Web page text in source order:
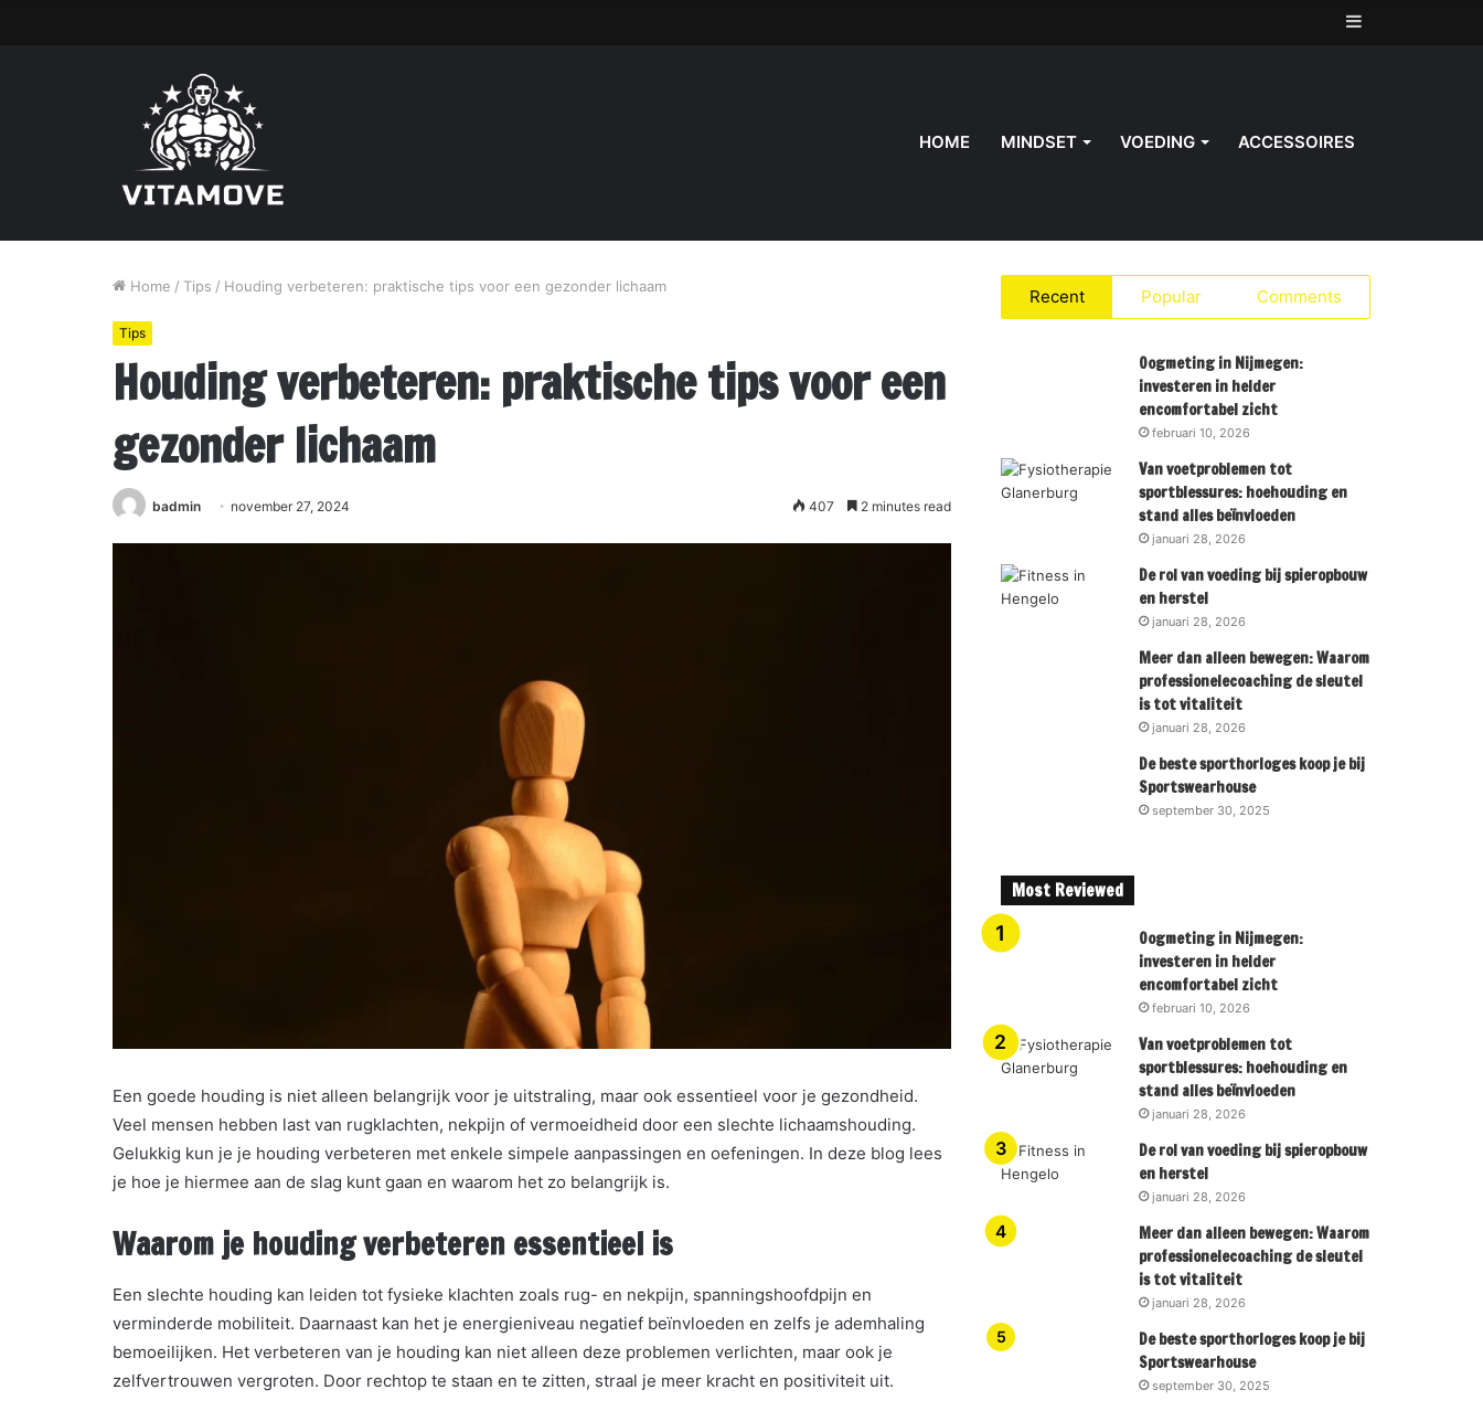
Sidebar
HOME MINDSET VOEDING ACCESSOIRES
Home / Tips / Houding verbeteren: praktische tips voor een gezonder lichaam
Tips
Houding verbeteren: praktische tips voor een
gezonder lichaam
badmin november 27, 2024 407 2 minutes read
Een goede houding is niet alleen belangrijk voor je uitstraling, maar ook essentieel voor je gezondheid.
Veel mensen hebben last van rugklachten, nekpijn of vermoeidheid door een slechte lichaamshouding.
Gelukkig kun je je houding verbeteren met enkele simpele aanpassingen en oefeningen. In deze blog lees
je hoe je hiermee aan de slag kunt gaan en waarom het zo belangrijk is.
Waarom je houding verbeteren essentieel is
Een slechte houding kan leiden tot fysieke klachten zoals rug- en nekpijn, spanningshoofdpijn en
verminderde mobiliteit. Daarnaast kan het je energieniveau negatief beïnvloeden en zelfs je ademhaling
bemoeilijken. Het verbeteren van je houding kan niet alleen deze problemen verlichten, maar ook je
zelfvertrouwen vergroten. Door rechtop te staan en te zitten, straal je meer kracht en positiviteit uit.
Recent Popular Comments
Oogmeting in Nijmegen:
investeren in helder
encomfortabel zicht
februari 10, 2026
Van voetproblemen tot
sportblessures: hoehouding en
stand alles beïnvloeden
januari 28, 2026
De rol van voeding bij spieropbouw
en herstel
januari 28, 2026
Meer dan alleen bewegen: Waarom
professionelecoaching de sleutel
is tot vitaliteit
januari 28, 2026
De beste sporthorloges koop je bij
Sportswearhouse
september 30, 2025
Most Reviewed
Oogmeting in Nijmegen:
investeren in helder
encomfortabel zicht
februari 10, 2026
Van voetproblemen tot
sportblessures: hoehouding en
stand alles beïnvloeden
januari 28, 2026
De rol van voeding bij spieropbouw
en herstel
januari 28, 2026
Meer dan alleen bewegen: Waarom
professionelecoaching de sleutel
is tot vitaliteit
januari 28, 2026
De beste sporthorloges koop je bij
Sportswearhouse
september 30, 2025